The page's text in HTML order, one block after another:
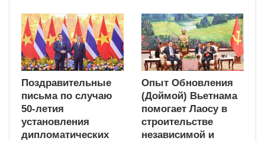
Поздравительные
письма по случаю
50-летия
установления
дипломатических
Опыт Обновления
(Доймой) Вьетнама
помогает Лаосу в
строительстве
независимой и